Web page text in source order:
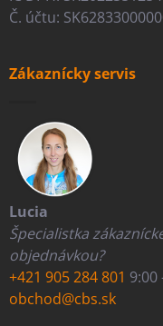
Č. účtu:
Zákaznícky servis
Lucia
Špecialistka
objednávkou?
+421 905 284 801 9:00
obchod@cbs.sk